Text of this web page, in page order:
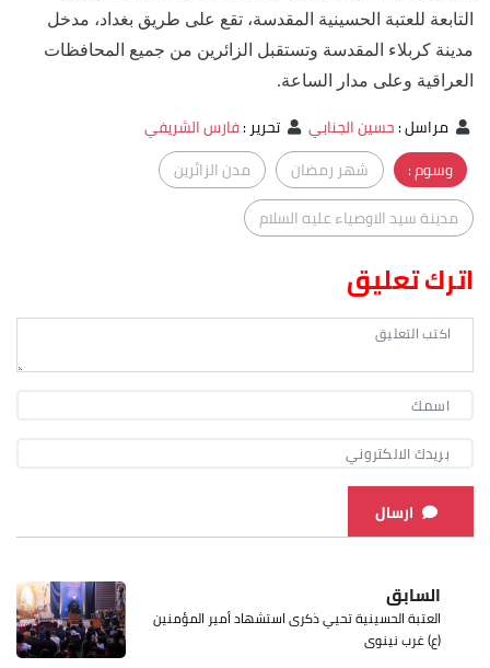
التابعة للعتبة الحسينية المقدسة، تقع على طريق بغداد، مدخل
مدينة كربلاء المقدسة وتستقبل الزائرين من جميع المحافظات
العراقية وعلى مدار الساعة.
مراسل:حسين الجنابي تحرير:فارس الشريفي
وسوم :
شهر رمضان
مدن الزائرين
مدينة سيد الاوصياء عليه السلام
اترك تعليق
ارسال
السابق
العتبة الحسينية تحيي ذكرى استشهاد أمير المؤمنين
(ع) غرب نينوى